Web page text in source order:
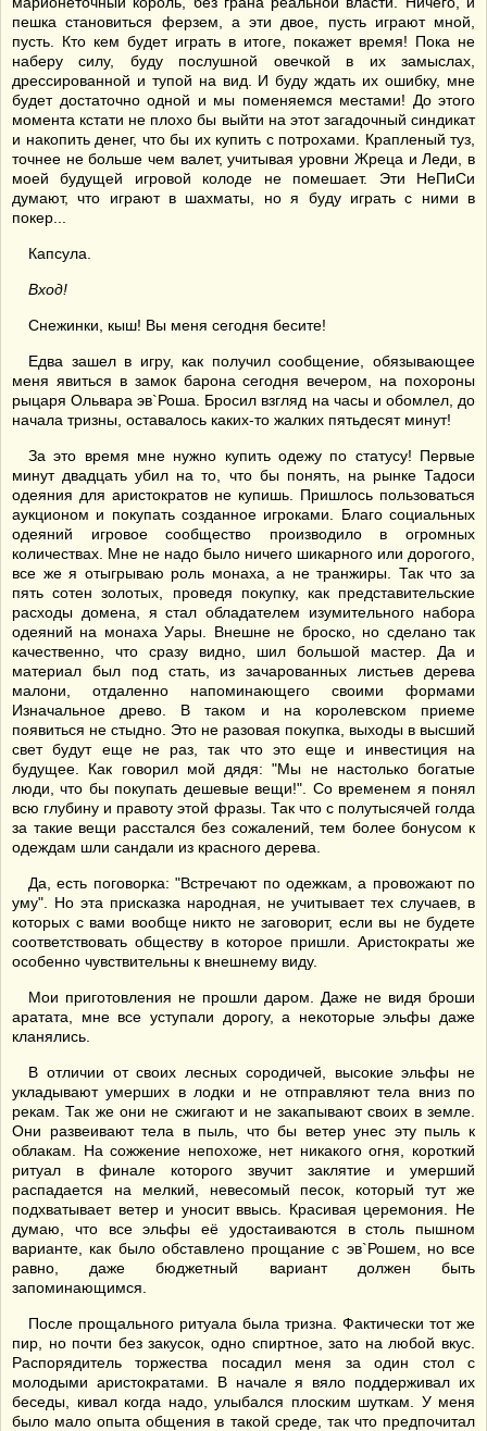
пешка становиться ферзем, а эти двое, пусть играют мной,
пусть. Кто кем будет играть в итоге, покажет время! Пока не
наберу силу, буду послушной овечкой в их замыслах,
дрессированной и тупой на вид. И буду ждать их ошибку, мне
будет достаточно одной и мы поменяемся местами! До этого
момента кстати не плохо бы выйти на этот загадочный синдикат
и накопить денег, что бы их купить с потрохами. Крапленый туз,
точнее не больше чем валет, учитывая уровни Жреца и Леди, в
моей будущей игровой колоде не помешает. Эти НеПиСи
думают, что играют в шахматы, но я буду играть с ними в
покер...
Капсула.
Вход!
Снежинки, кыш! Вы меня сегодня бесите!
Едва зашел в игру, как получил сообщение, обязывающее
меня явиться в замок барона сегодня вечером, на похороны
рыцаря Ольвара эв`Роша. Бросил взгляд на часы и обомлел, до
начала тризны, оставалось каких-то жалких пятьдесят минут!
За это время мне нужно купить одежу по статусу! Первые
минут двадцать убил на то, что бы понять, на рынке Тадоси
одеяния для аристократов не купишь. Пришлось пользоваться
аукционом и покупать созданное игроками. Благо социальных
одеяний игровое сообщество производило в огромных
количествах. Мне не надо было ничего шикарного или дорогого,
все же я отыгрываю роль монаха, а не транжиры. Так что за
пять сотен золотых, проведя покупку, как представительские
расходы домена, я стал обладателем изумительного набора
одеяний на монаха Уары. Внешне не броско, но сделано так
качественно, что сразу видно, шил большой мастер. Да и
материал был под стать, из зачарованных листьев дерева
малони, отдаленно напоминающего своими формами
Изначальное древо. В таком и на королевском приеме
появиться не стыдно. Это не разовая покупка, выходы в высший
свет будут еще не раз, так что это еще и инвестиция на
будущее. Как говорил мой дядя: "Мы не настолько богатые
люди, что бы покупать дешевые вещи!". Со временем я понял
всю глубину и правоту этой фразы. Так что с полутысячей голда
за такие вещи расстался без сожалений, тем более бонусом к
одеждам шли сандали из красного дерева.
Да, есть поговорка: "Встречают по одежкам, а провожают по
уму". Но эта присказка народная, не учитывает тех случаев, в
которых с вами вообще никто не заговорит, если вы не будете
соответствовать обществу в которое пришли. Аристократы же
особенно чувствительны к внешнему виду.
Мои приготовления не прошли даром. Даже не видя броши
аратата, мне все уступали дорогу, а некоторые эльфы даже
кланялись.
В отличии от своих лесных сородичей, высокие эльфы не
укладывают умерших в лодки и не отправляют тела вниз по
рекам. Так же они не сжигают и не закапывают своих в земле.
Они развеивают тела в пыль, что бы ветер унес эту пыль к
облакам. На сожжение непохоже, нет никакого огня, короткий
ритуал в финале которого звучит заклятие и умерший
распадается на мелкий, невесомый песок, который тут же
подхватывает ветер и уносит ввысь. Красивая церемония. Не
думаю, что все эльфы её удостаиваются в столь пышном
варианте, как было обставлено прощание с эв`Рошем, но все
равно, даже бюджетный вариант должен быть
запоминающимся.
После прощального ритуала была тризна. Фактически тот же
пир, но почти без закусок, одно спиртное, зато на любой вкус.
Распорядитель торжества посадил меня за один стол с
молодыми аристократами. В начале я вяло поддерживал их
беседы, кивал когда надо, улыбался плоским шуткам. У меня
было мало опыта общения в такой среде, так что предпочитал